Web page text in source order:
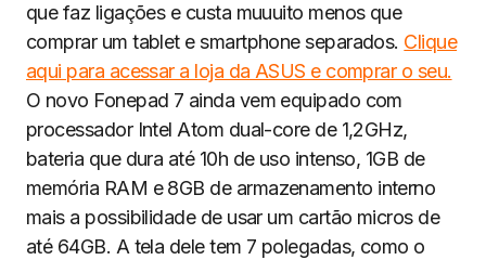
que faz ligações e custa muuuito menos que
comprar um tablet e smartphone separados. Clique
aqui para acessar a loja da ASUS e comprar o seu.
O novo Fonepad 7 ainda vem equipado com
processador Intel Atom dual-core de 1,2GHz,
bateria que dura até 10h de uso intenso, 1GB de
memória RAM e 8GB de armazenamento interno
mais a possibilidade de usar um cartão micros de
até 64GB. A tela dele tem 7 polegadas, como o